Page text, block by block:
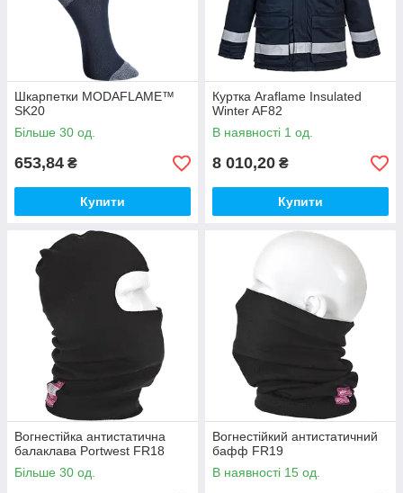
Шкарпетки MODAFLAME™
SK20
Більше 30 од.
653,84 ₴
Купити
Куртка Araflame Insulated
Winter AF82
В наявності 1 од.
8 010,20 ₴
Купити
Вогнестійка антистатична
балаклава Portwest FR18
Більше 30 од.
Вогнестійкий антистатичний
бафф FR19
В наявності 15 од.